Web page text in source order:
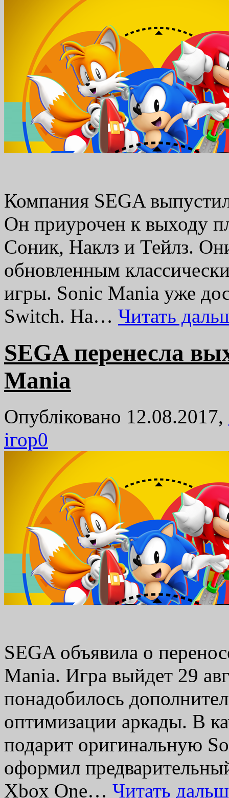
Компания SEGA
Он приурочен к выходу
Соник, Наклз и Тейлз.
обновленным
игры. Sonic Mania уже
Switch. На… Читать
SEGA перенесла
Mania
Опубліковано 12.08.2017,
ігор0
SEGA объявила о
Mania. Игра выйдет 29
понадобилось
оптимизации аркады. В
подарит оригинальную
оформил
Xbox One… Читать